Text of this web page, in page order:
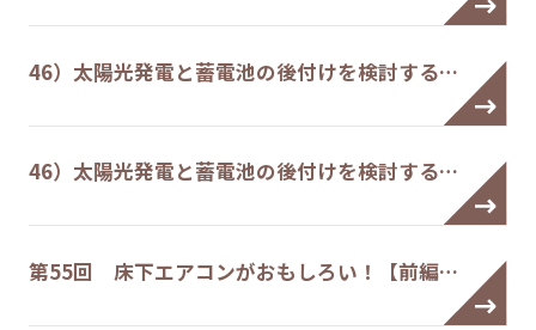
46）太陽光発電と蓄電池の後付けを検討する…
46）太陽光発電と蓄電池の後付けを検討する…
第55回 床下エアコンがおもしろい！【前編…